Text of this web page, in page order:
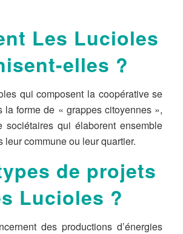
Les Lucioles
elles ?
qui composent la coopérative se
la forme de « grappes citoyennes »,
sociétaires qui élaborent ensemble
leur commune ou leur quartier.
de projets
Lucioles ?
des productions d’énergies